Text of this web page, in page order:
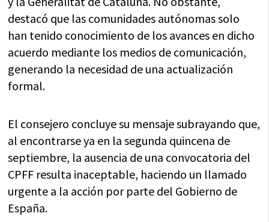
destacó que las comunidades autónomas solo
han tenido conocimiento de los avances en dicho
acuerdo mediante los medios de comunicación,
generando la necesidad de una actualización
formal.
El consejero concluye su mensaje subrayando que,
al encontrarse ya en la segunda quincena de
septiembre, la ausencia de una convocatoria del
CPFF resulta inaceptable, haciendo un llamado
urgente a la acción por parte del Gobierno de
España.